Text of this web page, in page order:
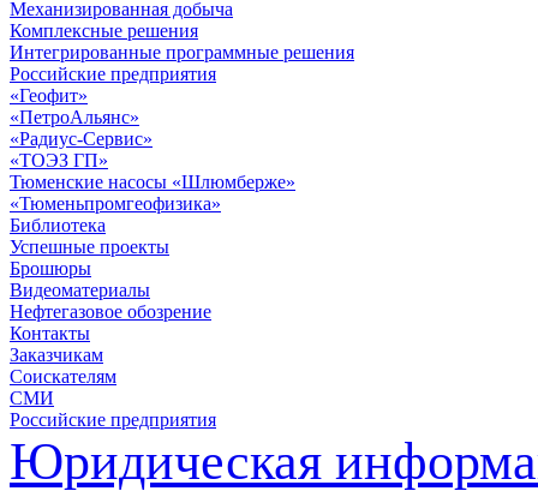
Механизированная добыча
Комплексные решения
Интегрированные программные решения
Российские предприятия
«Геофит»
«ПетроАльянс»
«Радиус-Сервис»
«ТОЭЗ ГП»
Тюменские насосы «Шлюмберже»
«Тюменьпромгеофизика»
Библиотека
Успешные проекты
Брошюры
Видеоматериалы
Нефтегазовое обозрение
Контакты
Заказчикам
Соискателям
СМИ
Российские предприятия
Юридическая